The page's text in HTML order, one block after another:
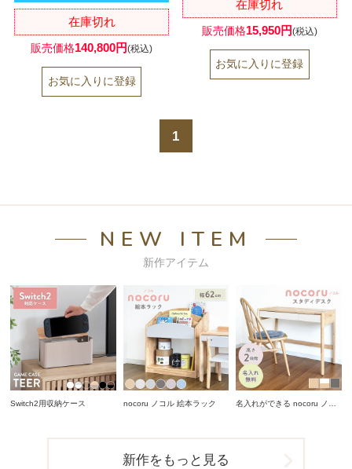
在庫切れ
販売価格140,800円(税込)
在庫切れ
販売価格15,950円(税込)
1
NEW ITEM
新作アイテム
Switch2用収納ケース nocoru ノコル 絵本ラック
名入れができる nocoru ノコ
新作をもっと見る